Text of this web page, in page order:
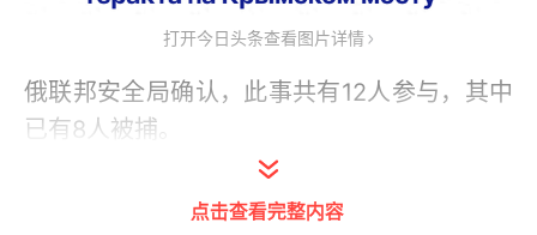
打开今日头条查看图片详情
俄联邦安全局确认，此事共有12人参与，其中
已有8人被捕。
自演，目的是为了找借口袭击乌克兰城市。因
点击查看完整内容